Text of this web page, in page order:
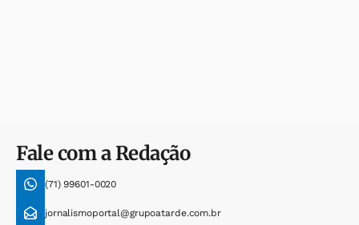
Fale com a Redação
(71) 99601-0020
jornalismoportal@grupoatarde.com.br